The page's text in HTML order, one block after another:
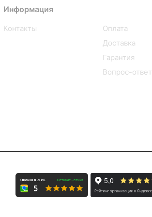
Информация
Контакты
Оплата
Доставка
Гарантия
Вопрос-ответ